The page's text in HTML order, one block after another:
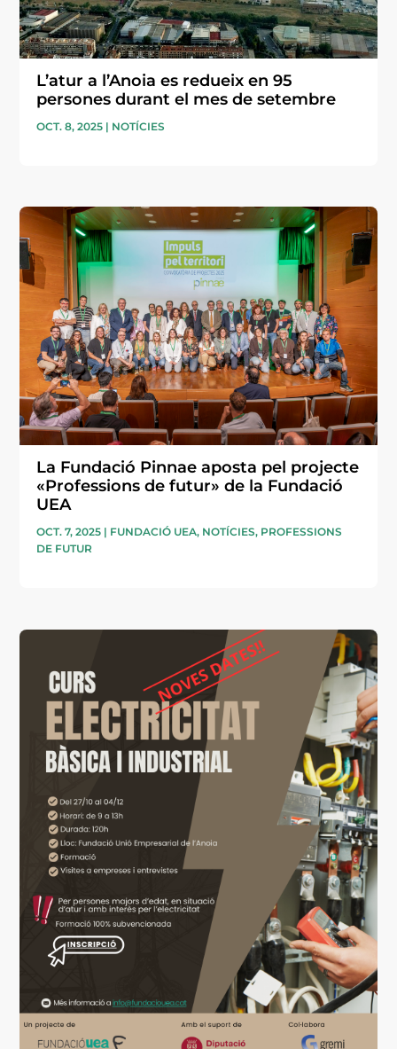
L’atur a l’Anoia es redueix en 95
persones durant el mes de setembre
OCT. 8, 2025 | NOTÍCIES
La Fundació Pinnae aposta pel projecte
«Professions de futur» de la Fundació
UEA
OCT. 7, 2025 | FUNDACIÓ UEA, NOTÍCIES, PROFESSIONS
DE FUTUR